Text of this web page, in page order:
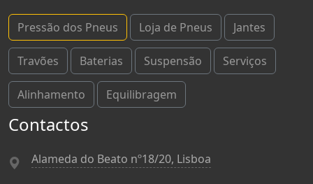
Pressão dos Pneus Loja de Pneus Jantes
Travões Baterias Suspensão Serviços
Alinhamento Equilibragem
Contactos
Alameda do Beato nº18/20, Lisboa